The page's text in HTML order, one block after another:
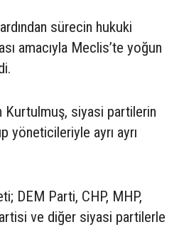
sürecin hukuki
amacıyla Meclis’te yoğun
Kurtulmuş, siyasi partilerin
yöneticileriyle ayrı ayrı
DEM Parti, CHP, MHP,
ve diğer siyasi partilerle